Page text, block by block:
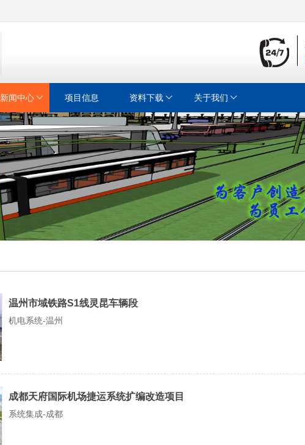
新闻中心 项目信息 资料下载 关于我们
温州市域铁路S1线灵昆车辆段
机电系统-温州
成都天府国际机场捷运系统扩编改造项目
系统集成-成都